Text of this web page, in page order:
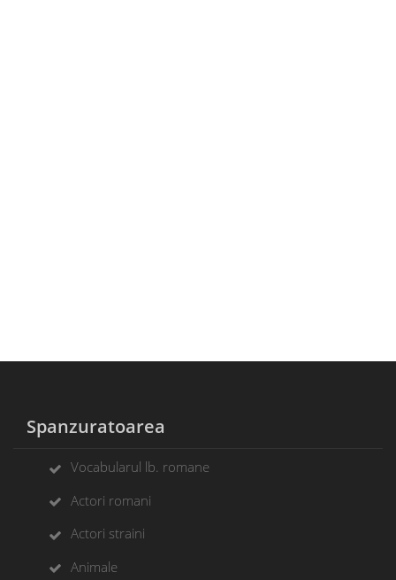
Spanzuratoarea
Vocabularul lb. romane
Actori romani
Actori straini
Animale